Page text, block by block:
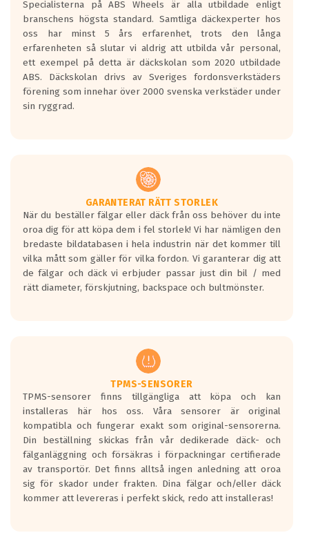
längsta.
Inga D eller G betyg delas ut för
personbilar och lätta lastbilar.
Betyget sätts efter ett test där däcken
skall bromsa in på en väg där det ligger
0.5-1.5 mm vatten.
I 80km/h kommer skillnaden på
Vid körning i över 50km/h brukar
rullmotståndets ljud överträffa
motorljudet.
På däckmärkningen kommer det finnas
en symbol av ett däck med vågar. Hög
bullernivå markeras med svarta vågor
medans de vita vågorna påvisar om det är
ett tyst däck.
regelverket som introduceras år 2016.
Ett däck med två svarta vågor är redan
godkända för år 2016 nya regelverk.
Ett däck med en svart våg kommer vara
minst tre decibel tystare än det
regelverk som börjar gälla 2016.
Specialisterna på ABS Wheels är alla utbildade enligt
branschens högsta standard. Samtliga däckexperter hos
oss har minst 5 års erfarenhet, trots den långa
erfarenheten så slutar vi aldrig att utbilda vår personal,
ett exempel på detta är däckskolan som 2020 utbildade
ABS. Däckskolan drivs av Sveriges fordonsverkstäders
förening som innehar över 2000 svenska verkstäder under
sin ryggrad.
GARANTERAT RÄTT STORLEK
När du beställer fälgar eller däck från oss behöver du inte
oroa dig för att köpa dem i fel storlek! Vi har nämligen den
bredaste bildatabasen i hela industrin när det kommer till
vilka mått som gäller för vilka fordon. Vi garanterar dig att
de fälgar och däck vi erbjuder passar just din bil / med
rätt diameter, förskjutning, backspace och bultmönster.
TPMS-SENSORER
TPMS-sensorer finns tillgängliga att köpa och kan
installeras här hos oss. Våra sensorer är original
kompatibla och fungerar exakt som original-sensorerna.
Din beställning skickas från vår dedikerade däck- och
fälganläggning och försäkras i förpackningar certifierade
av transportör. Det finns alltså ingen anledning att oroa
sig för skador under frakten. Dina fälgar och/eller däck
kommer att levereras i perfekt skick, redo att installeras!